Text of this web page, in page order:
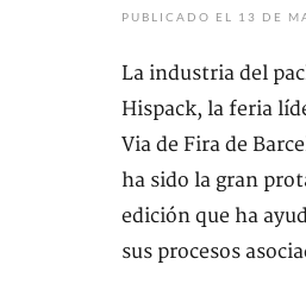
PUBLICADO EL 13 DE
La industria del
Hispack, la feria
Via de Fira de
ha sido la gran
edición que ha
sus procesos